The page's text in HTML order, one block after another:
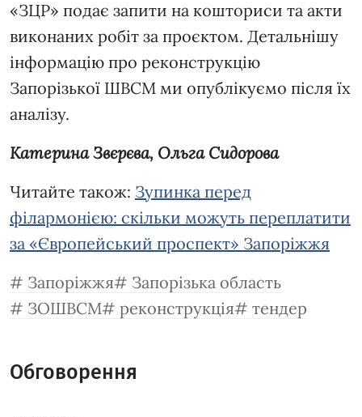
«ЗЦР» подає запити на кошториси та акти
виконаних робіт за проєктом. Детальнішу
інформацію про реконструкцію
Запорізької ШВСМ ми опублікуємо після їх
аналізу.
Катерина Звєрєва, Ольга Сидорова
Читайте також: Зупинка перед
філармонією: скільки можуть переплатити
за «Європейський проспект» Запоріжжя
Запоріжжя
Запорізька область
ЗОШВСМ
реконструкція тендер
Обговорення